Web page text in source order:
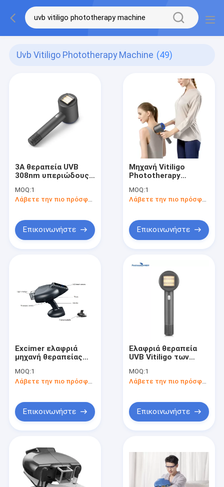
Uvb Vitiligo Phototherapy Machine (49)
3A θεραπεία UVB
308nm υπεριώδους
Vitiligo Phototherapy
ψωρίασης
MOQ:1
Λάβετε την πιο πρόσφατη τιμή
Επικοινωνήστε
Μηχανή Vitiligo
Phototherapy
MOQ:1
Λάβετε την πιο πρόσφατη τιμή
Επικοινωνήστε
Excimer ελαφριά
μηχανή θεραπείας
Phototherapy Xtrac
MOQ:1
Λάβετε την πιο πρόσφατη τιμή
Επικοινωνήστε
Ελαφριά θεραπεία
UVB Vitiligo των
308nm Vitiligo
Phototherapy
MOQ:1
Επικοινωνήστε